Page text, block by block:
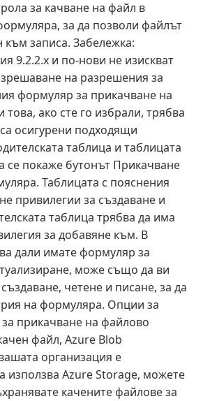
за качване на файл в
за да позволи файлът
записа. Забележка:
9.2.2.x и по-нови не изискват
на разрешения за
формуляр за прикачване на
ако сте го избрали, трябва
осигурени подходящи
таблица и таблицата
се покаже бутонът Прикачване
Таблицата с пояснения
привилегии за създаване и
таблица трябва да има
за добавяне към. В
дали имате формуляр за
може също да ви
четене и писане, за да
на формуляра. Опции за
прикачване на файлово
файл, Azure Blob
организация е
използва Azure Storage, можете
качените файлове за